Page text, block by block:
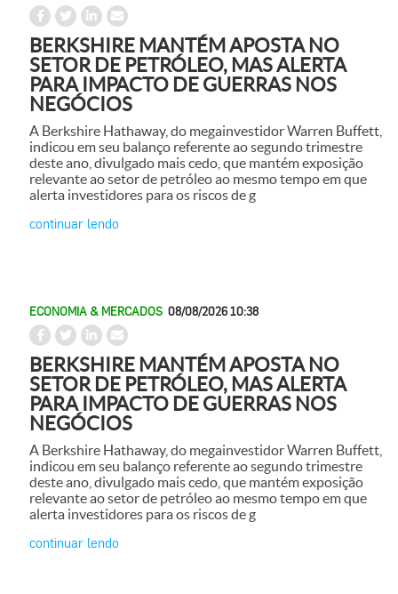
BERKSHIRE MANTÉM APOSTA NO
SETOR DE PETRÓLEO, MAS ALERTA
PARA IMPACTO DE GUERRAS NOS
NEGÓCIOS
A Berkshire Hathaway, do megainvestidor Warren Buffett,
indicou em seu balanço referente ao segundo trimestre
deste ano, divulgado mais cedo, que mantém exposição
relevante ao setor de petróleo ao mesmo tempo em que
alerta investidores para os riscos de g
continuar lendo
ECONOMIA & MERCADOS 08/08/2026 10:38
BERKSHIRE MANTÉM APOSTA NO
SETOR DE PETRÓLEO, MAS ALERTA
PARA IMPACTO DE GUERRAS NOS
NEGÓCIOS
A Berkshire Hathaway, do megainvestidor Warren Buffett,
indicou em seu balanço referente ao segundo trimestre
deste ano, divulgado mais cedo, que mantém exposição
relevante ao setor de petróleo ao mesmo tempo em que
alerta investidores para os riscos de g
continuar lendo